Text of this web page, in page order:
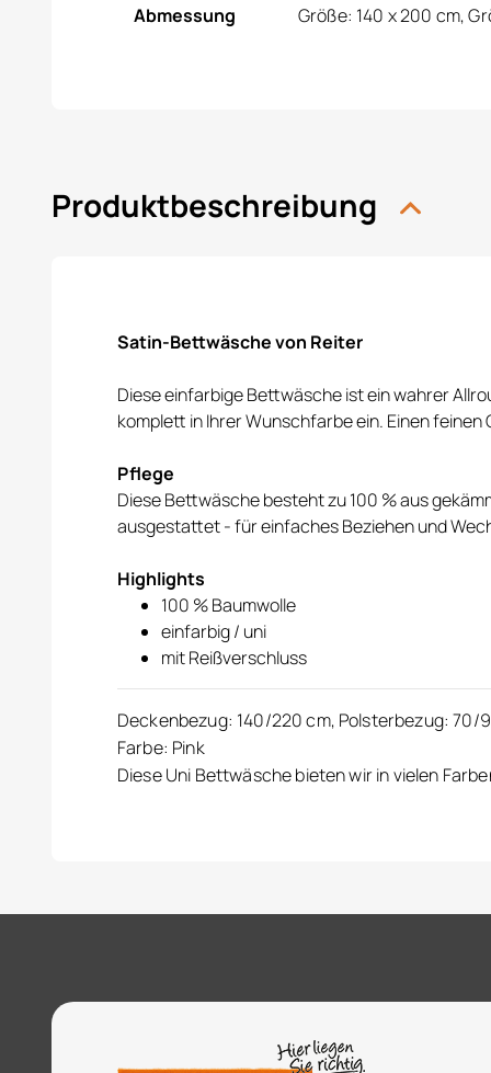
Abmessung Größe: 140 x 200 cm,
Produktbeschreibung
Satin-Bettwäsche von Reiter
Diese einfarbige Bettwäsche ist ein wahrer
komplett in Ihrer Wunschfarbe ein. Einen
Pflege
Diese Bettwäsche besteht zu 100 % aus
ausgestattet - für einfaches Beziehen und
Highlights
100 % Baumwolle
einfarbig / uni
mit Reißverschluss
Deckenbezug: 140/220 cm, Polsterbezug: 70/
Farbe: Pink
Diese Uni Bettwäsche bieten wir in vielen